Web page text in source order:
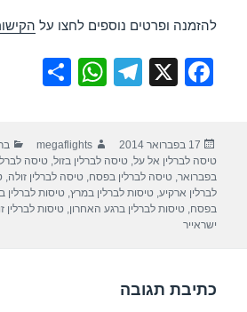
להזמנה ופרטים נוספים לחצו על
F
e
b
o
X
T
gr
a
m
W
s
A
p
e
פורסם
בתאריך
17 בפברואר 2014 מחבר
megaflights
טיסה לברלין אל על,טיסה לברלין בזול,טיסה
בפברואר,טיסה לברלין בפסח,טיסה לברלין זולה,
לברלין ארקיע,טיסות לברלין במרץ,טיסות לברלין
בפסח,טיסות לברלין ברגע האחרון,טיסות לברלין
ישראייר
כתיבת תגובה